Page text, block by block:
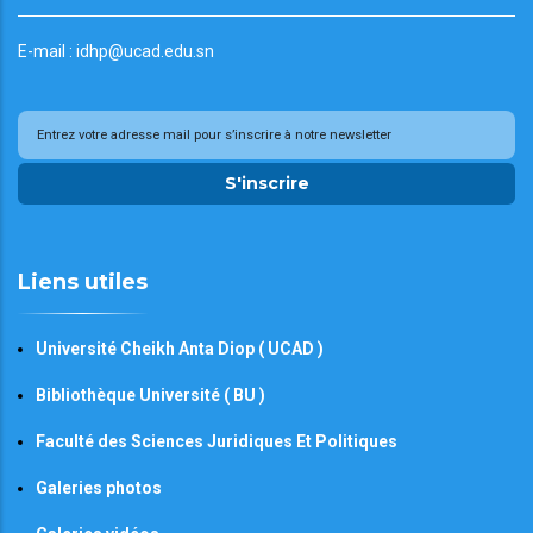
E-mail : idhp@ucad.edu.sn
S'inscrire
Liens utiles
Université Cheikh Anta Diop ( UCAD )
Bibliothèque Université ( BU )
Faculté des Sciences Juridiques Et Politiques
Galeries photos